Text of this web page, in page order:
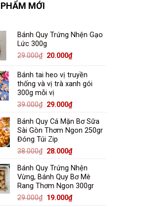
MỚI
Bánh Quy Trứng Nhện Gạo
Lức 300g
29.000₫ Giá
là:
29.000₫.
20.000₫Giá
tại
là:
Bánh tai heo vị truyền
thống và vị trà xanh gói
300g mỗi vị
39.000₫ Giá
là:
39.000₫.
29.000₫Giá
tại
là:
Bánh Quy Cá Mặn Bơ Sữa
Sài Gòn Thơm Ngon 250gr
Đóng Túi Zip
38.000₫ Giá
là:
38.000₫.
28.000₫Giá
tại
là:
28.000₫.
Bánh Quy Trứng Nhện
Vừng, Bánh Quy Bơ Mè
Rang Thơm Ngon 300gr
29.000₫ Giá
19.000₫Giá